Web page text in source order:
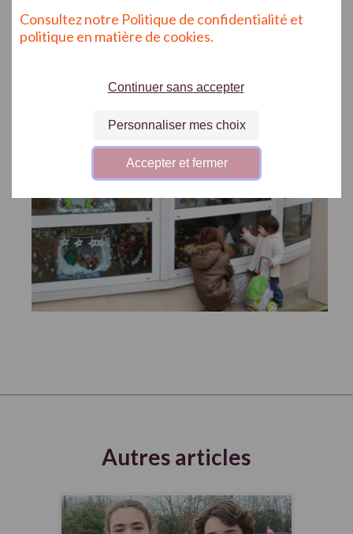
Autres articles
Consultez notre Politique de confidentialité et
politique en matière de cookies.
Continuer sans accepter
Personnaliser mes choix
Accepter et fermer